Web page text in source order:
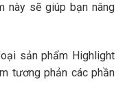
này sẽ giúp bạn nâng
sản phẩm Highlight
tương phản các phần